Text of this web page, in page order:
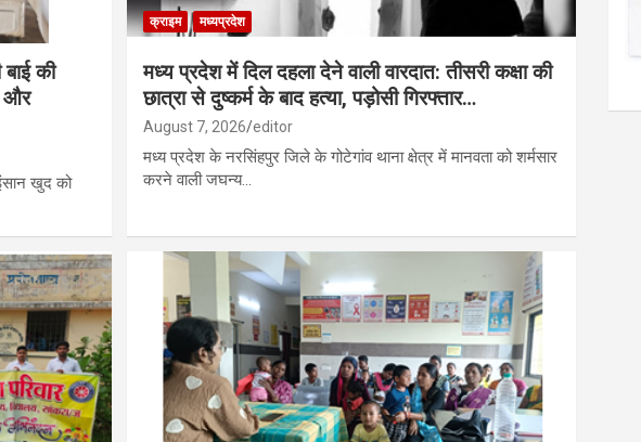
की
और
खुद को
क्राइम मध्यप्रदेश
मध्य प्रदेश में दिल दहला देने वाली वारदात: तीसरी कक्षा की
छात्रा से दुष्कर्म के बाद हत्या, पड़ोसी गिरफ्तार…
August 7, 2026 editor
मध्य प्रदेश के नरसिंहपुर जिले के गोटेगांव थाना क्षेत्र में मानवता को शर्मसार
करने वाली जघन्य…